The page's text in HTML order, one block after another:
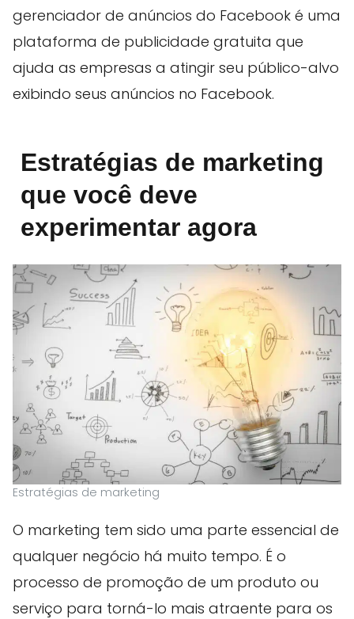
gerenciador de anúncios do Facebook é uma
plataforma de publicidade gratuita que
ajuda as empresas a atingir seu público-alvo
exibindo seus anúncios no Facebook.
Estratégias de marketing
que você deve
experimentar agora
Estratégias de marketing
O marketing tem sido uma parte essencial de
qualquer negócio há muito tempo. É o
processo de promoção de um produto ou
serviço para torná-lo mais atraente para os